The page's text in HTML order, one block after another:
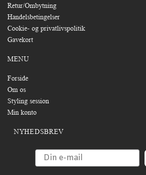
Retur/Ombytning
Handelsbetingelser
Cookie- og privatlivspolitik
Gavekort
MENU
Forside
Om os
Styling session
Min konto
NYHEDSBREV